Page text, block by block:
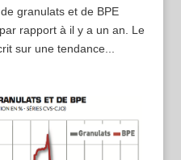
granulats et de BPE
rapport à il y a un an. Le
sur une tendance...